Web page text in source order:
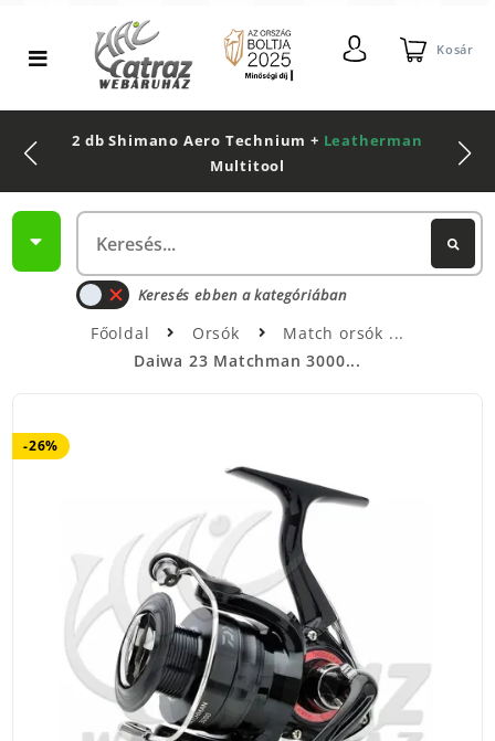
Kosár
2 db Shimano Aero Technium + Leatherman
Multitool
Keresés ebben a kategóriában
Főoldal Orsók
Match orsók
Daiwa 23 Matchman 3000...
-26%